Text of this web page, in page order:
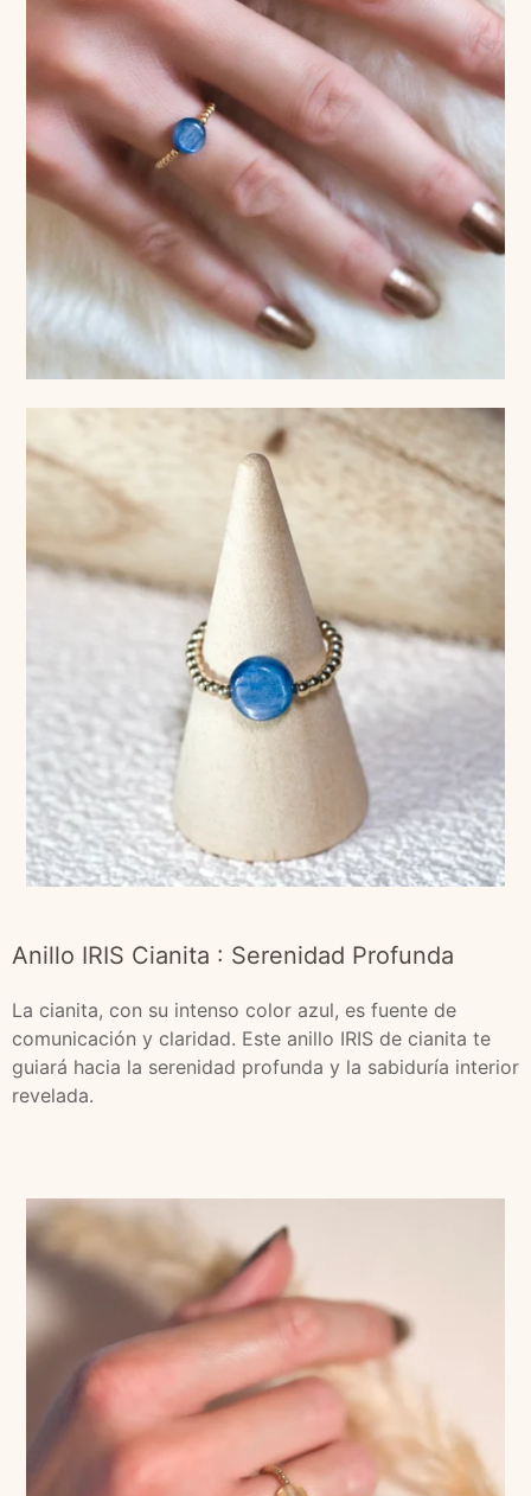
Anillo IRIS Cianita : Serenidad Profunda
La cianita, con su intenso color azul, es fuente de
comunicación y claridad. Este anillo IRIS de cianita te
guiará hacia la serenidad profunda y la sabiduría interior
revelada.